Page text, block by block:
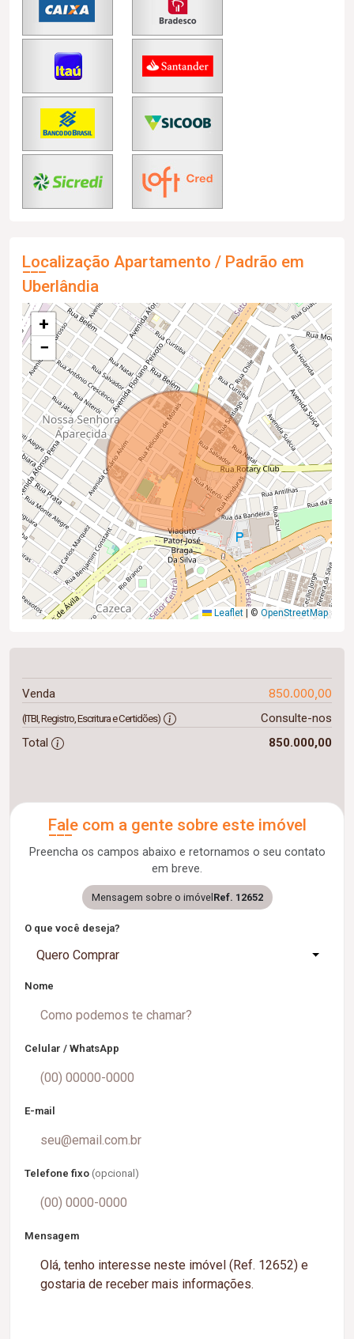
Localização Apartamento / Padrão em
Uberlândia
+
−
Leaflet © OpenStreetMap
Venda 850.000,00
(ITBI, Registro, Escritura e Certidões)
Consulte-nos
Total
850.000,00
Fale com a gente sobre este imóvel
Preencha os campos abaixo e retornamos o seu contato
em breve.
Mensagem sobre o imóvel Ref. 12652
O que você deseja?
Quero Comprar
Nome
Celular / WhatsApp
E-mail
Telefone fixo (opcional)
Mensagem